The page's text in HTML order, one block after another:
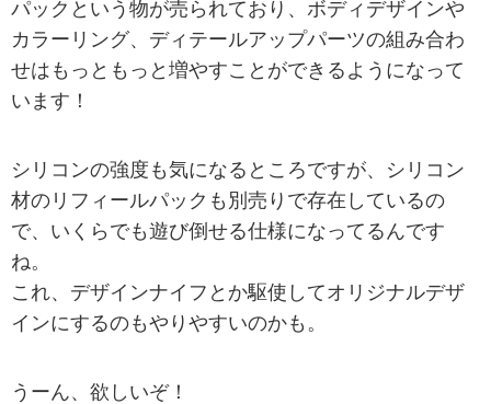
パックという物が売られており、ボディデザインや
カラーリング、ディテールアップパーツの組み合わ
せはもっともっと増やすことができるようになって
います！
シリコンの強度も気になるところですが、シリコン
材のリフィールパックも別売りで存在しているの
で、いくらでも遊び倒せる仕様になってるんです
ね。
これ、デザインナイフとか駆使してオリジナルデザ
インにするのもやりやすいのかも。
うーん、欲しいぞ！